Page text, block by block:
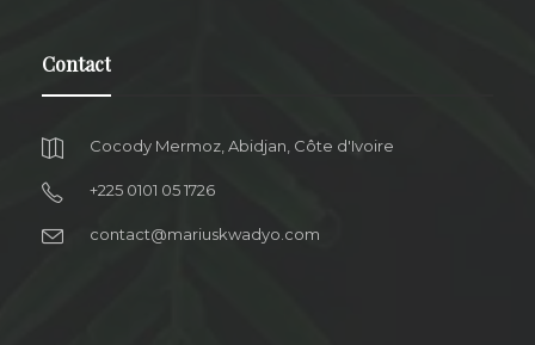
Contact
Cocody Mermoz, Abidjan, Côte d'Ivoire
+225 0101 05 1726
contact@mariuskwadyo.com